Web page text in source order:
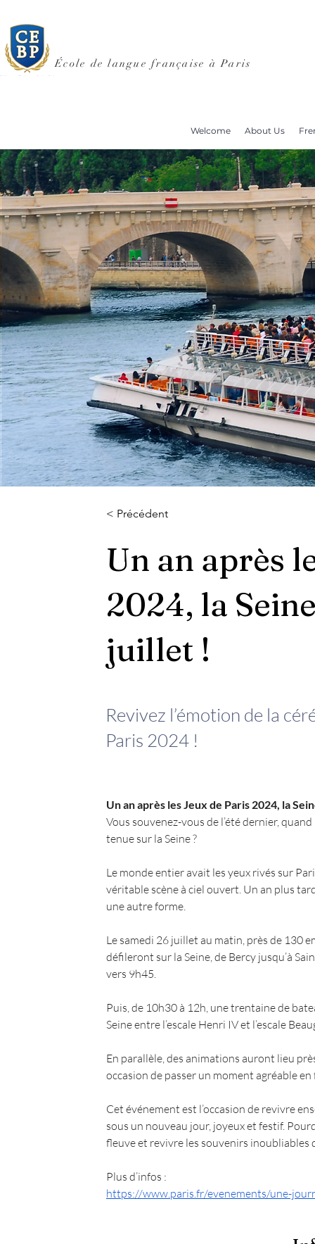
École de langue française à Paris
Welcome About Us
< Précédent
Un an après
2024, la
juillet !
Revivez l’émotion de la
Paris 2024 !
Un an après les Jeux de Paris 2024, la
Vous souvenez-vous de l’été dernier,
tenue sur la Seine ?
Le monde entier avait les yeux rivés sur
véritable scène à ciel ouvert. Un an plus
une autre forme.
Le samedi 26 juillet au matin, près de 130
défileront sur la Seine, de Bercy jusqu’à
vers 9h45.
Puis, de 10h30 à 12h, une trentaine de
Seine entre l’escale Henri IV et l’escale
En parallèle, des animations auront lieu
occasion de passer un moment agréable
Cet événement est l’occasion de revivre
sous un nouveau jour, joyeux et festif.
fleuve et revivre les souvenirs inoubliables
Plus d’infos :
https://www.paris.fr/evenements/une-